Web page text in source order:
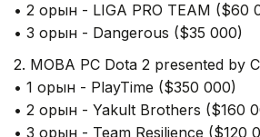
• 2 орын - LIGA PRO TEAM ($60
• 3 орын - Dangerous ($35 000)
2. MOBA PC Dota 2 presented by
• 1 орын - PlayTime ($350 000)
• 2 орын - Yakult Brothers ($160
• 3 орын - Team Resilience ($120